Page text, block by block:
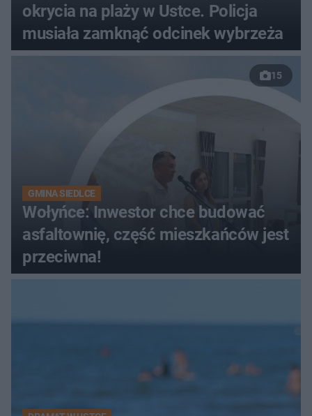
okrycia na plaży w Ustce. Policja
musiała zamknąć odcinek wybrzeża
15
GMINA SIEDLCE
Wołyńce: Inwestor chce budować
asfaltownię, część mieszkańców jest
przeciwna!